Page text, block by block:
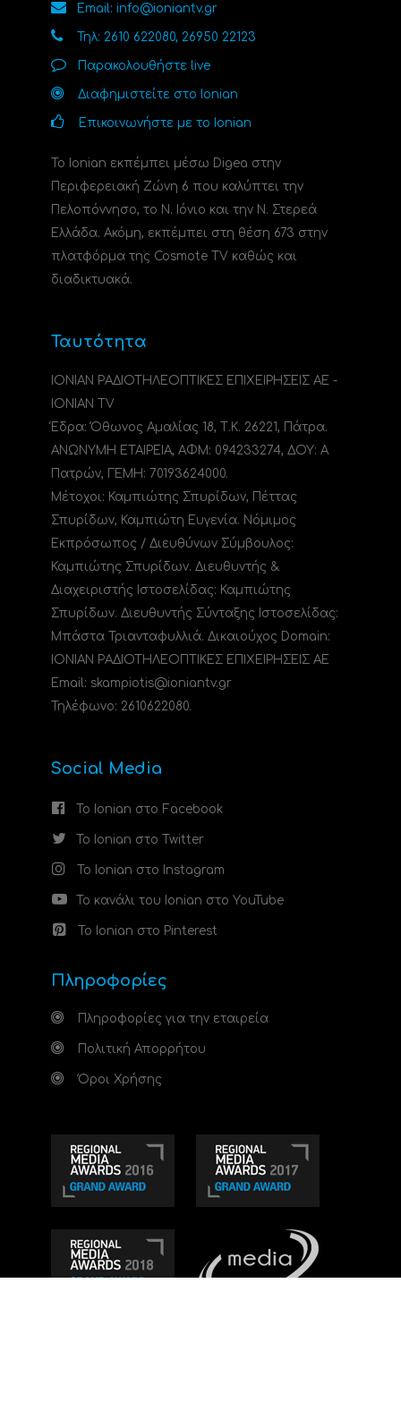
Email: info@ioniantv.gr
Τηλ: 2610 622080, 26950 22123
Παρακολουθήστε live
Διαφημιστείτε στο Ionian
Επικοινωνήστε με το Ionian
Το Ionian εκπέμπει μέσω Digea στην
Περιφερειακή Ζώνη 6 που καλύπτει την
Πελοπόννησο, το N. Ιόνιο και την Ν. Στερεά
Ελλάδα. Ακόμη, εκπέμπει στη θέση 673 στην
πλατφόρμα της Cosmote TV καθώς και
διαδικτυακά.
Ταυτότητα
ΙΟΝΙΑΝ ΡΑΔΙΟΤΗΛΕΟΠΤΙΚΕΣ ΕΠΙΧΕΙΡΗΣΕΙΣ ΑΕ -
IONIAN TV
Έδρα: Όθωνος Αμαλίας 18, Τ.Κ. 26221, Πάτρα.
ΑΝΩΝΥΜΗ ΕΤΑΙΡΕΙΑ, ΑΦΜ: 094233274, ΔΟΥ: A
Πατρών, ΓΕΜΗ: 70193624000.
Μέτοχοι: Καμπιώτης Σπυρίδων, Πέττας
Σπυρίδων, Καμπιώτη Ευγενία. Νόμιμος
Εκπρόσωπος / Διευθύνων Σύμβουλος:
Καμπιώτης Σπυρίδων. Διευθυντής &
Διαχειριστής Ιστοσελίδας: Καμπιώτης
Σπυρίδων. Διευθυντής Σύνταξης Ιστοσελίδας:
Μπάστα Τριανταφυλλιά. Δικαιούχος Domain:
ΙΟΝΙΑΝ ΡΑΔΙΟΤΗΛΕΟΠΤΙΚΕΣ ΕΠΙΧΕΙΡΗΣΕΙΣ ΑΕ
Email: skampiotis@ioniantv.gr
Τηλέφωνο: 2610622080.
Social Media
Το Ionian στο Facebook
Το Ionian στο Twitter
Το Ionian στο Instagram
Το κανάλι του Ionian στο YouTube
Το Ionian στο Pinterest
Πληροφορίες
Πληροφορίες για την εταιρεία
Πολιτική Απορρήτου
Όροι Χρήσης